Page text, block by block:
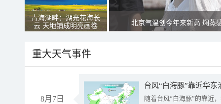
青海湖畔：湖光花海长
云 天地铺成明亮画卷
北京气温创今年来新高 焖蒸
重大天气事件
8月7日
台风“白海豚”靠近华
随着台风“白海豚”的靠近